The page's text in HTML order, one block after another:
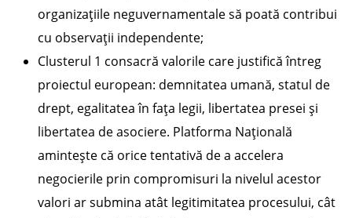
organizațiile neguvernamentale să poată contribui
cu observații independente;
Clusterul 1 consacră valorile care justifică întreg
proiectul european: demnitatea umană, statul de
drept, egalitatea în fața legii, libertatea presei și
libertatea de asociere. Platforma Națională
amintește că orice tentativă de a accelera
negocierile prin compromisuri la nivelul acestor
valori ar submina atât legitimitatea procesului, cât